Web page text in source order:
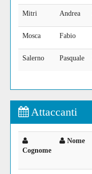
Mitri Andrea
Mosca Fabio
Salerno Pasquale
Attaccanti
Cognome
Nome